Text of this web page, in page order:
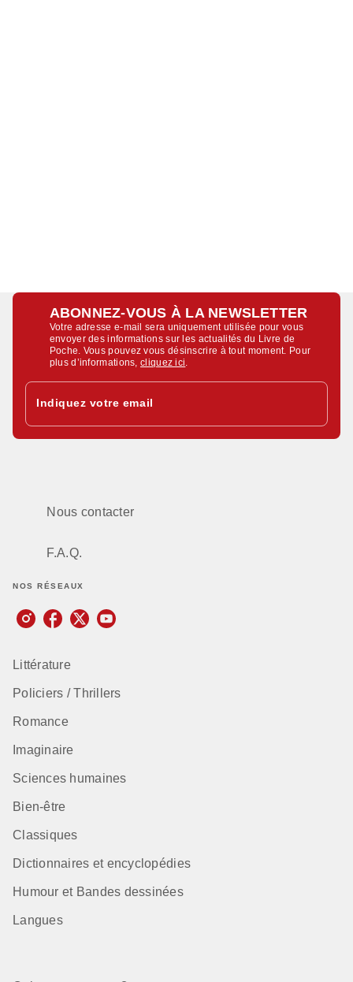
ABONNEZ-VOUS À LA NEWSLETTER
Votre adresse e-mail sera uniquement utilisée pour vous
envoyer des informations sur les actualités du Livre de
Poche. Vous pouvez vous désinscrire à tout moment. Pour
plus d’informations,cliquez ici
Indiquez votre email
Nous contacter
F.A.Q.
NOS RÉSEAUX
Littérature
Policiers / Thrillers
Romance
Imaginaire
Sciences humaines
Bien-être
Classiques
Dictionnaires et encyclopédies
Humour et Bandes dessinées
Langues